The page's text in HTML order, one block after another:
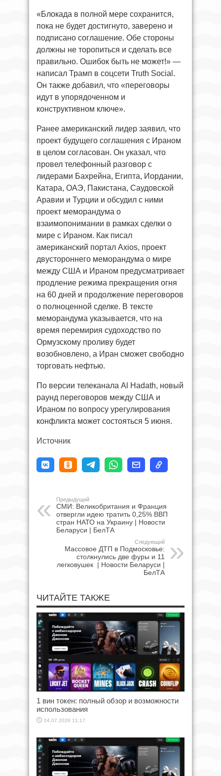
«Блокада в полной мере сохранится,
пока не будет достигнуто, заверено и
подписано соглашение. Обе стороны
должны не торопиться и сделать все
правильно. Ошибок быть не может!» —
написал Трамп в соцсети Truth Social.
Он также добавил, что «переговоры
идут в упорядоченном и
конструктивном ключе».
Ранее американский лидер заявил, что
проект будущего соглашения с Ираном
в целом согласован. Он указал, что
провел телефонный разговор с
лидерами Бахрейна, Египта, Иордании,
Катара, ОАЭ, Пакистана, Саудовской
Аравии и Турции и обсудил с ними
проект меморандума о
взаимопонимании в рамках сделки о
мире с Ираном. Как писал
американский портал Axios, проект
двустороннего меморандума о мире
между США и Ираном предусматривает
продление режима прекращения огня
на 60 дней и продолжение переговоров
о полноценной сделке. В тексте
меморандума указывается, что на
время перемирия судоходство по
Ормузскому проливу будет
возобновлено, а Иран сможет свободно
торговать нефтью.
По версии телеканала Al Hadath, новый
раунд переговоров между США и
Ираном по вопросу урегулирования
конфликта может состояться 5 июня.
Источник
Предыдущий
СМИ: Великобритания и Франция
отвергли идею тратить 0,25% ВВП
стран НАТО на Украину | Новости
Беларуси | БелТА
Следующий
Массовое ДТП в Подмосковье:
столкнулись две фуры и 11
легковушек | Новости Беларуси |
БелТА
ЧИТАЙТЕ ТАКЖЕ
1 вин токен: полный обзор и возможности
использования
04.07.2026 11:17